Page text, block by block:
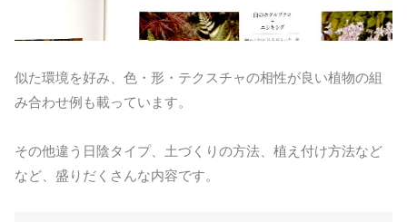
似た環境を好み、色・形・テクスチャの相性が良い植物の組
み合わせ例も載っています。
その他違う日陰タイプ、土づくりの方法、植え付け方法など
など、盛りだくさんな内容です。